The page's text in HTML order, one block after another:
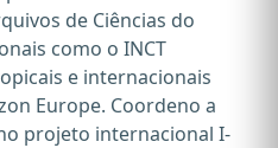
de Ciências do
como o INCT
e internacionais
Europe. Coordeno a
projeto internacional I-